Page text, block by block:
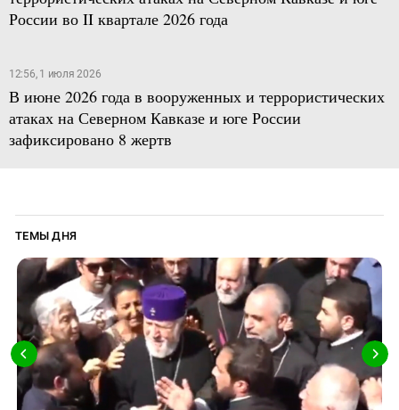
России во II квартале 2026 года
12:56, 1 июля 2026
В июне 2026 года в вооруженных и террористических
атаках на Северном Кавказе и юге России
зафиксировано 8 жертв
ТЕМЫ ДНЯ